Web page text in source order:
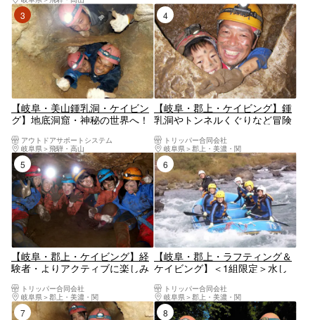
3位
【岐阜・美山鍾乳洞・ケイビン
グ】地底洞窟・神秘の世界へ！
アウトドアサポートシステム
岐阜県
飛騨・高山
4位
【岐阜・郡上・ケイビング】鍾
乳洞やトンネルくぐりなど冒険
加OK！（ケイビング入門コー
ス・写真つき）
トリッパー合同会社
岐阜県
郡上・美濃・関
5位
【岐阜・郡上・ケイビング】経
験者・よりアクティブに楽しみ
（約5時間・写真つき）
トリッパー合同会社
岐阜県
郡上・美濃・関
6位
【岐阜・郡上・ラフティング＆
ケイビング】＜1組限定＞水し
感！1日楽しみ尽くそう！（写
真つき）
トリッパー合同会社
岐阜県
郡上・美濃・関
7位 8位